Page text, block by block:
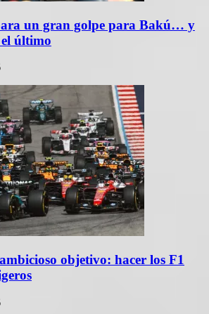
un gran golpe para Bakú… y
el último
objetivo: hacer los F1